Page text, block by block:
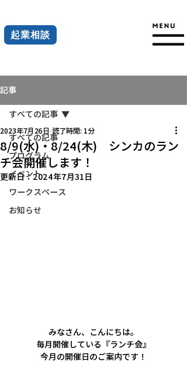
起業相談
記事
すべての記事
プログラム
イベント
ワークスペース
お知らせ
すべての記事
8/9(水)・8/24(木) シンカのラン
チ会開催します！
2023年7月26日 読了時間: 1分
更新日：2024年7月31日
みなさん、こんにちは。
毎月開催している『ランチ会』
今月の開催日のご案内です！